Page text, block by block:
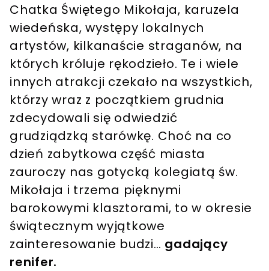
Chatka Świętego Mikołaja, karuzela
wiedeńska, występy lokalnych
artystów, kilkanaście straganów, na
których króluje rękodzieło. Te i wiele
innych atrakcji czekało na wszystkich,
którzy wraz z początkiem grudnia
zdecydowali się odwiedzić
grudziądzką starówkę. Choć na co
dzień zabytkowa część miasta
zauroczy nas gotycką kolegiatą św.
Mikołaja i trzema pięknymi
barokowymi klasztorami, to w okresie
świątecznym wyjątkowe
zainteresowanie budzi… gadający
renifer.